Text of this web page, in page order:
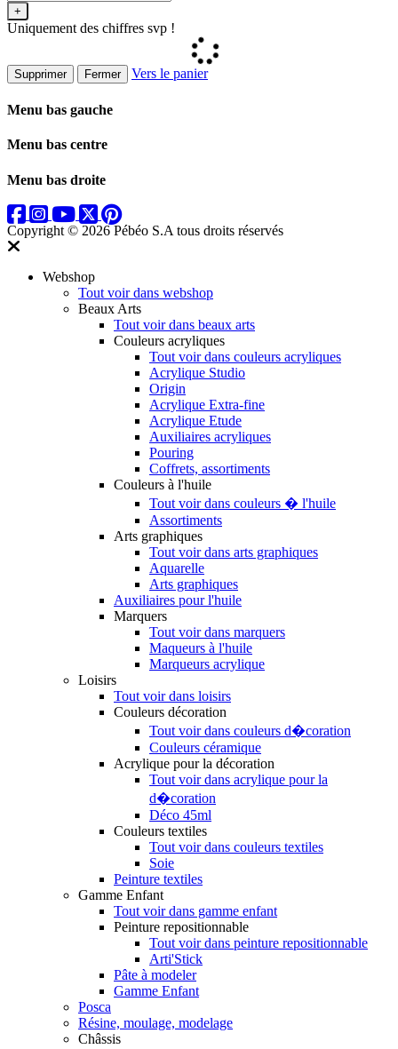
+
Uniquement des chiffres svp !
Supprimer Fermer Vers le panier
Menu bas gauche
Menu bas centre
Menu bas droite
Copyright © 2026 Pébéo S.A tous droits réservés
Webshop
Tout voir dans webshop
Beaux Arts
Tout voir dans beaux arts
Couleurs acryliques
Tout voir dans couleurs acryliques
Acrylique Studio
Origin
Acrylique Extra-fine
Acrylique Etude
Auxiliaires acryliques
Pouring
Coffrets, assortiments
Couleurs à l'huile
Tout voir dans couleurs � l'huile
Assortiments
Arts graphiques
Tout voir dans arts graphiques
Aquarelle
Arts graphiques
Auxiliaires pour l'huile
Marquers
Tout voir dans marquers
Maqueurs à l'huile
Marqueurs acrylique
Loisirs
Tout voir dans loisirs
Couleurs décoration
Tout voir dans couleurs d�coration
Couleurs céramique
Acrylique pour la décoration
Tout voir dans acrylique pour la
d�coration
Déco 45ml
Couleurs textiles
Tout voir dans couleurs textiles
Soie
Peinture textiles
Gamme Enfant
Tout voir dans gamme enfant
Peinture repositionnable
Tout voir dans peinture repositionnable
Arti'Stick
Pâte à modeler
Gamme Enfant
Posca
Résine, moulage, modelage
Châssis